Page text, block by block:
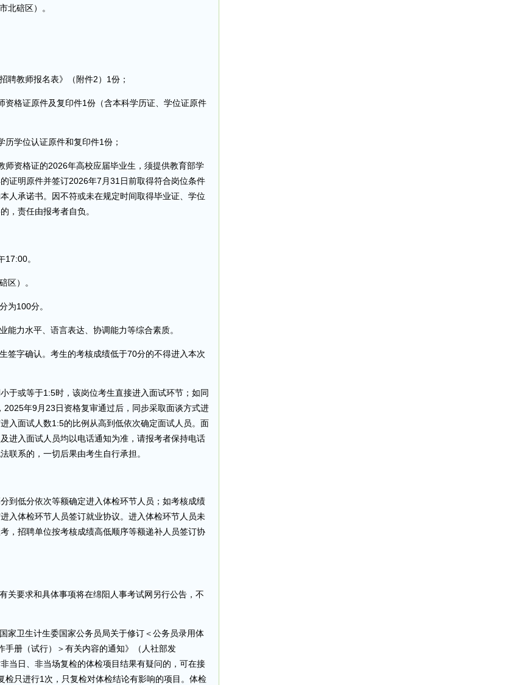
北碚区）。
聘教师报名表》（附件2）1份；
资格证原件及复印件1份（含本科学历证、学位证原件
历学位认证原件和复印件1份；
师资格证的2026年高校应届毕业生，须提供教育部学
证明原件并签订2026年7月31日前取得符合岗位条件
人承诺书。因不符或未在规定时间取得毕业证、学位
，责任由报考者自负。
。
区）。
为100分。
力水平、语言表达、协调能力等综合素质。
签字确认。考生的考核成绩低于70分的不得进入本次
于或等于1:5时，该岗位考生直接进入面试环节；如同
年9月23日资格复审通过后，同步采取面谈方式进
入面试人数1:5的比例从高到低依次确定面试人员。面
进入面试人员均以电话通知为准，请报考者保持电话
联系的，一切后果由考生自行承担。
到低分依次等额确定进入体检环节人员；如考核成绩
入体检环节人员签订就业协议。进入体检环节人员未
，招聘单位按考核成绩高低顺序等额递补人员签订协
关要求和具体事项将在绵阳人事考试网另行公告，不
家卫生计生委国家公务员局关于修订＜公务员录用体
册（试行）＞有关内容的通知》（人社部发
当日、非当场复检的体检项目结果有疑问的，可在接
只进行1次，只复检对体检结论有影响的项目。体检